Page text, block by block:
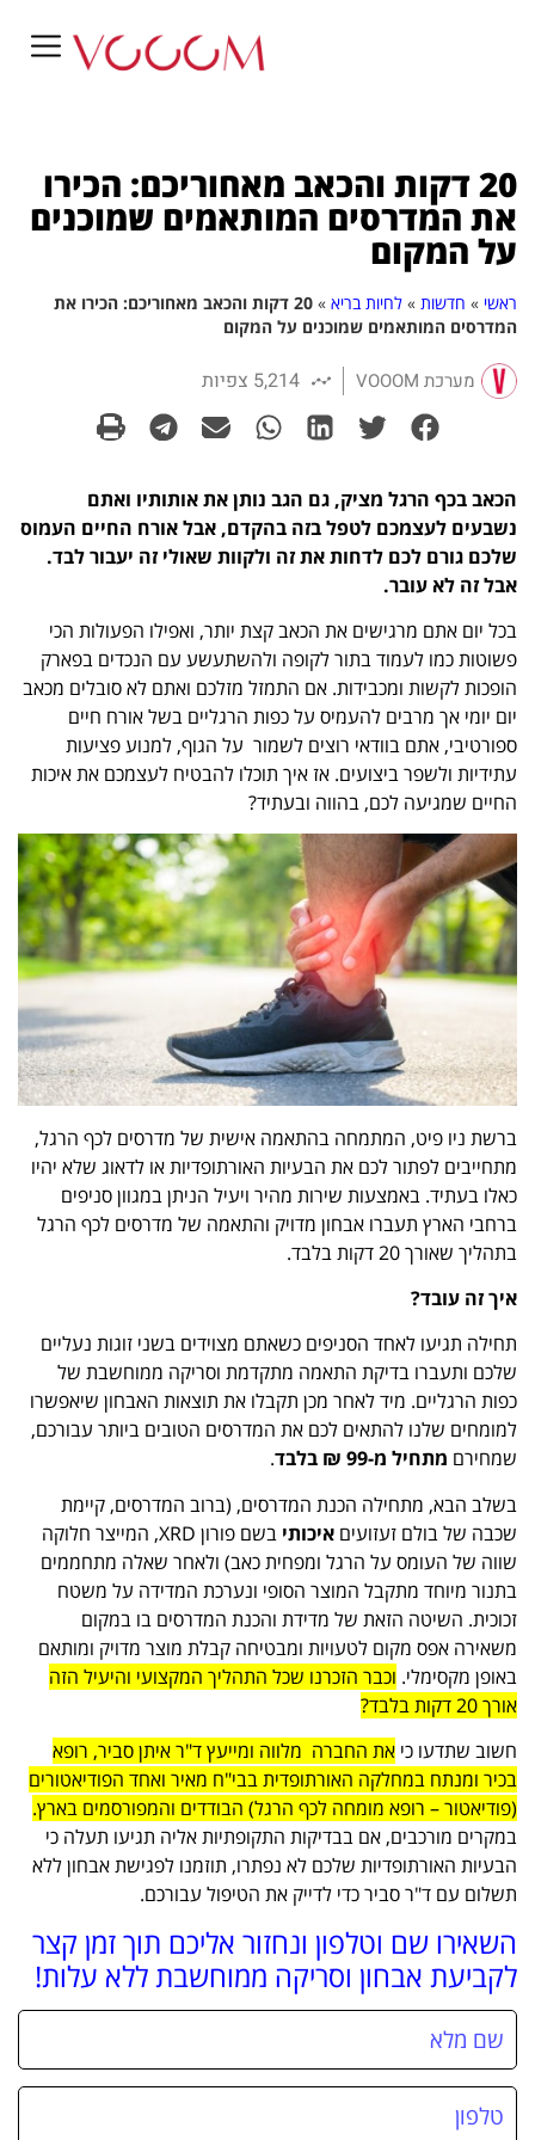
20 דקות והכאב מאחוריכם: הכירו
את המדרסים המותאמים שמוכנים
על המקום
ראשי » חדשות » לחיות בריא »
20 דקות והכאב מאחוריכם: הכירו את
המדרסים המותאמים שמוכנים על המקום
מערכת VOOOM 5,214 צפיות
הכאב בכף הרגל מציק, גם הגב נותן את אותותיו ואתם
נשבעים לעצמכם לטפל בזה בהקדם, אבל אורח החיים העמוס
שלכם גורם לכם לדחות את זה ולקוות שאולי זה יעבור לבד.
אבל זה לא עובר.
בכל יום אתם מרגישים את הכאב קצת יותר, ואפילו הפעולות הכי
פשוטות כמו לעמוד בתור לקופה ולהשתעשע עם הנכדים בפארק
הופכות לקשות ומכבידות. אם התמזל מזלכם ואתם לא סובלים מכאב
יום יומי אך מרבים להעמיס על כפות הרגליים בשל אורח חיים
ספורטיבי, אתם בוודאי רוצים לשמור על הגוף, למנוע פציעות
עתידיות ולשפר ביצועים. אז איך תוכלו להבטיח לעצמכם את איכות
החיים שמגיעה לכם, בהווה ובעתיד?
ברשת ניו פיט, המתמחה בהתאמה אישית של מדרסים לכף הרגל,
מתחייבים לפתור לכם את הבעיות האורתופדיות או לדאוג שלא יהיו
כאלו בעתיד. באמצעות שירות מהיר ויעיל הניתן במגוון סניפים
ברחבי הארץ תעברו אבחון מדויק והתאמה של מדרסים לכף הרגל
בתהליך שאורך 20 דקות בלבד.
איך זה עובד?
תחילה תגיעו לאחד הסניפים כשאתם מצוידים בשני זוגות נעליים
שלכם ותעברו בדיקת התאמה מתקדמת וסריקה ממוחשבת של
כפות הרגליים. מיד לאחר מכן תקבלו את תוצאות האבחון שיאפשרו
למומחים שלנו להתאים לכם את המדרסים הטובים ביותר עבורכם,
שמחירם מתחיל מ-99 ₪ בלבד
.
בשלב הבא, מתחילה הכנת המדרסים, (ברוב המדרסים, קיימת
שכבה של בולם זעזועים איכותי
בשם פורון XRD, המייצר חלוקה
שווה של העומס על הרגל ומפחית כאב) ולאחר שאלה מתחממים
בתנור מיוחד מתקבל המוצר הסופי ונערכת המדידה על משטח
זכוכית. השיטה הזאת של מדידת והכנת המדרסים בו במקום
משאירה אפס מקום לטעויות ומבטיחה קבלת מוצר מדויק ומותאם
באופן מקסימלי. וכבר הזכרנו שכל התהליך המקצועי והיעיל הזה
אורך 20 דקות בלבד?
חשוב שתדעו כי את החברה מלווה ומייעץ ד"ר איתן סביר, רופא
בכיר ומנתח במחלקה האורתופדית בבי"ח מאיר ואחד הפודיאטורים
(פודיאטור – רופא מומחה לכף הרגל) הבודדים והמפורסמים בארץ.
במקרים מורכבים, אם בבדיקות התקופתיות אליה תגיעו תעלה כי
הבעיות האורתופדיות שלכם לא נפתרו, תוזמנו לפגישת אבחון ללא
תשלום עם ד"ר סביר כדי לדייק את הטיפול עבורכם.
השאירו שם וטלפון ונחזור אליכם תוך זמן קצר
לקביעת אבחון וסריקה ממוחשבת ללא עלות!